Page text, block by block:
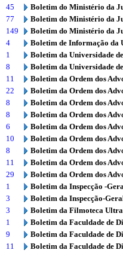
45
Boletim do Ministério da
77
Boletim do Ministério da
149
Boletim do Ministério da
4
Boletim de Informação da
1
Boletim da Universidade
8
Boletim da Universidade
11
Boletim da Ordem dos
22
Boletim da Ordem dos
8
Boletim da Ordem dos
8
Boletim da Ordem dos
6
Boletim da Ordem dos
10
Boletim da Ordem dos
8
Boletim da Ordem dos
11
Boletim da Ordem dos
29
Boletim da Ordem dos
1
Boletim da Inspecção -
3
Boletim da Inspecção-
3
Boletim da Filmoteca
1
Boletim da Faculdade de
9
Boletim da Faculdade de
11
Boletim da Faculdade de